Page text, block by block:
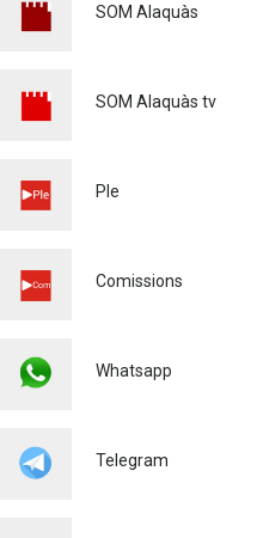
SOM Alaquàs
SOM Alaquàs tv
Ple
Comissions
Whatsapp
Telegram